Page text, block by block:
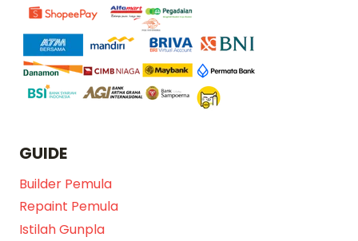
GUIDE
Builder Pemula
Repaint Pemula
Istilah Gunpla